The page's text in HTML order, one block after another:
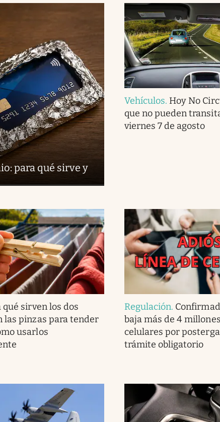
para qué sirve y
Vehículos. Hoy No
que no pueden
viernes 7 de agosto
qué sirven los dos
las pinzas para tender
usarlos
Regulación.
baja más de 4
celulares por
trámite obligatorio